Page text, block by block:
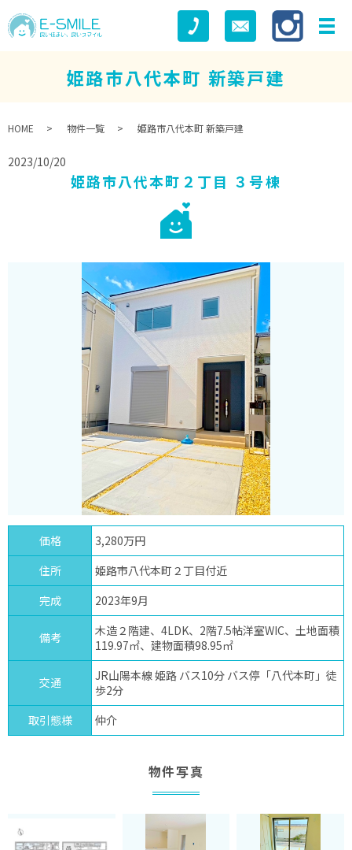
姫路市八代本町 新築戸建
HOME 物件一覧 姫路市八代本町 新築戸建
2023/10/20
姫路市八代本町２丁目 ３号棟
価格
3,280万円
住所
姫路市八代本町２丁目付近
完成
2023年9月
備考
木造２階建、4LDK、2階7.5帖洋室WIC、土地面積
119.97㎡、建物面積98.95㎡
交通
JR山陽本線 姫路 バス10分 バス停「八代本町」徒
歩2分
取引態様
仲介
物件写真